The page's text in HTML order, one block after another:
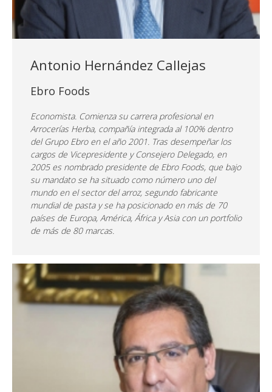
Antonio Hernández Callejas
Ebro Foods
Economista. Comienza su carrera profesional en
Arrocerías Herba, compañía integrada al 100% dentro
del Grupo Ebro en el año 2001. Tras desempeñar los
cargos de Vicepresidente y Consejero Delegado, en
2005 es nombrado presidente de Ebro Foods, que bajo
su mandato se ha situado como número uno del
mundo en el sector del arroz, segundo fabricante
mundial de pasta y se ha posicionado en más de 70
países de Europa, América, África y Asia con un portfolio
de más de 80 marcas.